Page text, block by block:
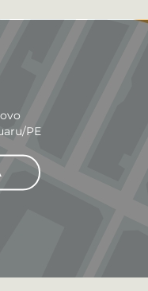
PE